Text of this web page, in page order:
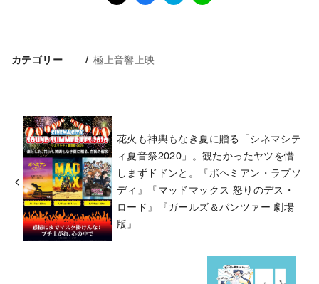
カテゴリー 極上音響上映
花火も神輿もなき夏に贈る「シネマシテ
ィ夏音祭2020」。観たかったヤツを惜
しまずドドンと。『ボヘミアン・ラプソ
ディ』『マッドマックス 怒りのデス・
ロード』『ガールズ＆パンツァー 劇場
版』